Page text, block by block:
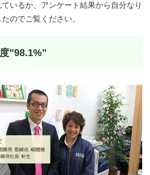
いるか、アンケート結果から自分なり
のでご覧ください。
”98.1%”